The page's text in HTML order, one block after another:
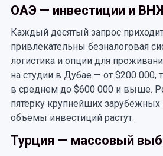
ОАЭ — инвестиции и
Каждый десятый запрос
привлекательны безналоговая
логистика и опции для
на студии в Дубае — от $200 000,
в среднем до $600 000 и выше.
пятёрку крупнейших зарубежных
объёмы инвестиций растут.
Турция — массовый